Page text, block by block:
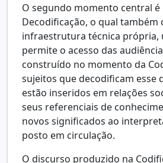
O segundo momento central é
Decodificação, o qual também
infraestrutura técnica própria,
permite o acesso das
construído no momento da
sujeitos que decodificam esse
estão inseridos em relações
seus referenciais de
novos significados ao
posto em circulação.
O discurso produzido na